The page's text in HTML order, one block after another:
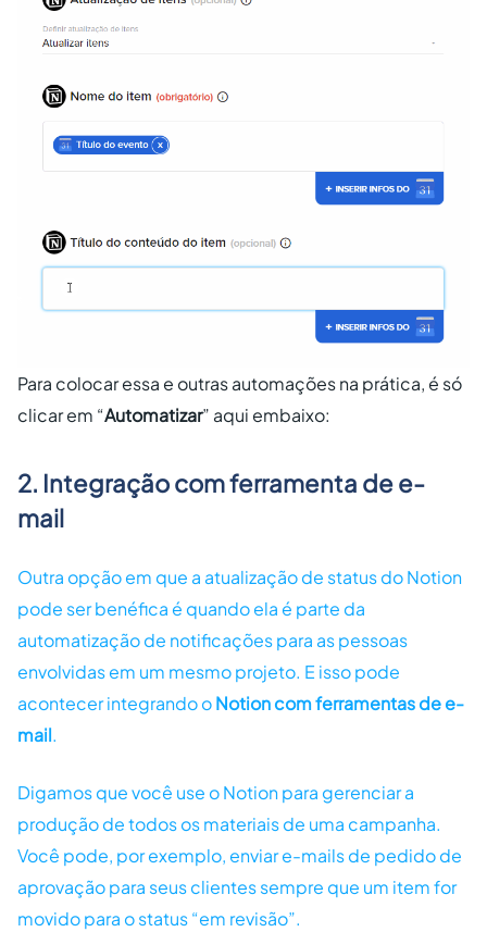
Para colocar essa e outras automações na prática, é só
clicar em “Automatizar” aqui embaixo:
2. Integração com ferramenta de e-
mail
Outra opção em que a atualização de status do Notion
pode ser benéfica é quando ela é parte da
automatização de notificações para as pessoas
envolvidas em um mesmo projeto. E isso pode
acontecer integrando oNotion com ferramentas de e-
mail.
Digamos que você use o Notion para gerenciar a
produção de todos os materiais de uma campanha.
Você pode, por exemplo, enviar e-mails de pedido de
aprovação para seus clientes sempre que um item for
movido para o status “em revisão”.